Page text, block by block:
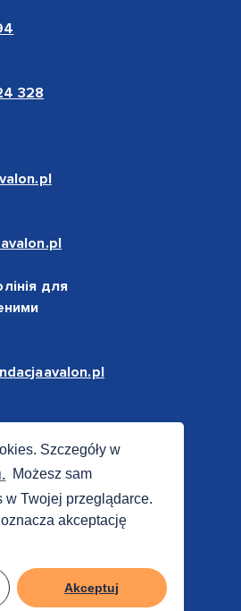
Szczegóły w
Możesz sam
w Twojej przeglądarce.
akceptację
Akceptuj
328
для
Fundacja Avalon